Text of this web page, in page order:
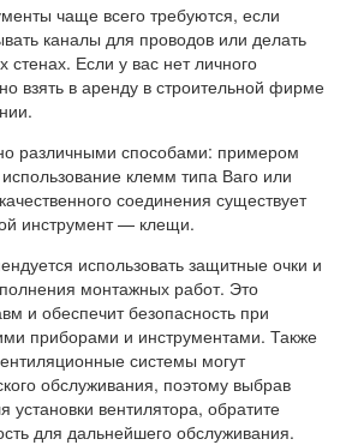
чаще всего требуются, если
каналы для проводов или делать
стенах. Если у вас нет личного
взять в аренду в строительной фирме
различными способами: примером
клемм типа Ваго или
соединения существует
инструмент — клещи.
использовать защитные очки и
монтажных работ. Это
и обеспечит безопасность при
приборами и инструментами. Также
системы могут
обслуживания, поэтому выбрав
вентилятора, обратите
для дальнейшего обслуживания.